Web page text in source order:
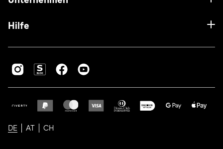
Hilfe
DE AT CH